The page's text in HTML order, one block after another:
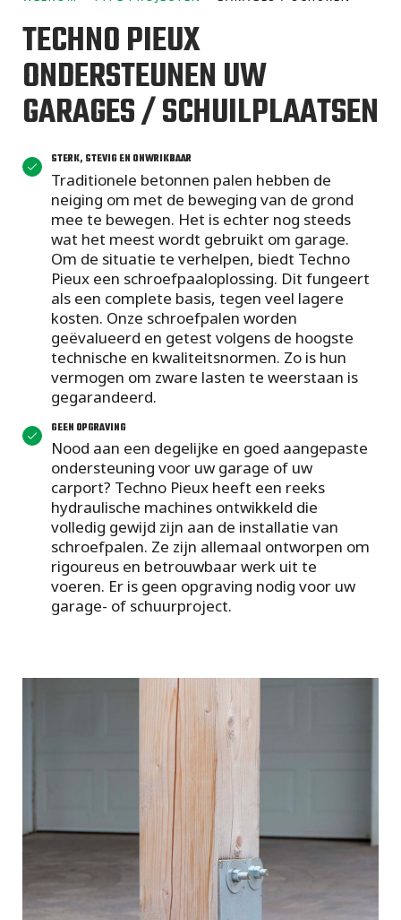
TECHNO PIEUX
ONDERSTEUNEN UW
GARAGES / SCHUILPLAATSEN
STERK, STEVIG EN ONWRIKBAAR
Traditionele betonnen palen hebben de
neiging om met de beweging van de grond
mee te bewegen. Het is echter nog steeds
wat het meest wordt gebruikt om garage.
Om de situatie te verhelpen, biedt Techno
Pieux een schroefpaaloplossing. Dit fungeert
als een complete basis, tegen veel lagere
kosten. Onze schroefpalen worden
geëvalueerd en getest volgens de hoogste
technische en kwaliteitsnormen. Zo is hun
vermogen om zware lasten te weerstaan is​​​​
gegarandeerd.
GEEN OPGRAVING
Nood aan een degelijke en goed aangepaste
ondersteuning voor uw garage of uw
carport? Techno Pieux heeft een reeks
hydraulische machines ontwikkeld die
volledig gewijd zijn aan de installatie van
schroefpalen. Ze zijn allemaal ontworpen om
rigoureus en betrouwbaar werk uit te
voeren. Er is geen opgraving nodig voor uw
garage- of schuurproject.